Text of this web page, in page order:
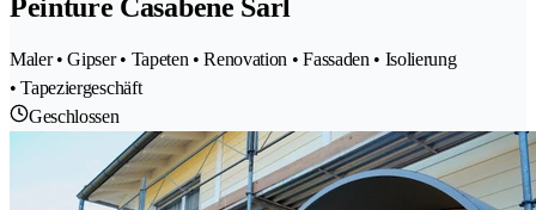
Peinture Casabene Sarl
Maler • Gipser • Tapeten • Renovation • Fassaden • Isolierung
• Tapeziergeschäft
Geschlossen